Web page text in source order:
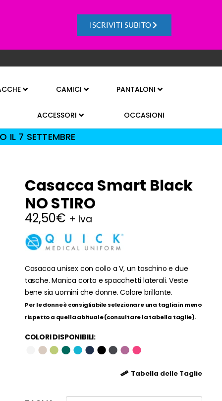
ISCRIVITI SUBITO
CAMICI PANTALONI
ACCESSORI OCCASIONI
IL 7 SETTEMBRE
Casacca Smart Black
NO STIRO
42,50€ + Iva
Casacca unisex con collo a V, un taschino e due
tasche. Manica corta e spacchetti laterali. Veste
bene sia uomini che donne. Colore brillante.
Per le donne è consigliabile selezionare una taglia in meno
rispetto a quella abituale (consultare la tabella taglie).
COLORI DISPONIBILI:
●●●●●●●●●●
Tabella delle Taglie